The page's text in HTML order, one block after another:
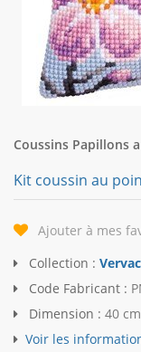
Coussins Papillons
Kit coussin au
Ajouter à mes
Collection :
Code Fabricant :
Dimension : 40
Voir les